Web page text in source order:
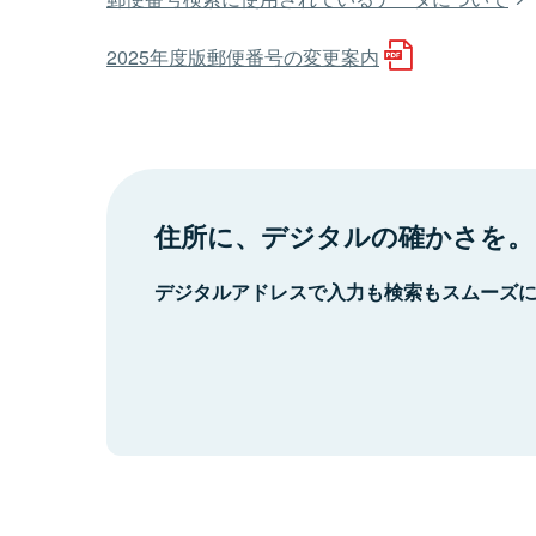
2025年度版郵便番号の変更案内
住所に、デジタルの確かさを。
デジタルアドレスで入力も検索もスムーズ